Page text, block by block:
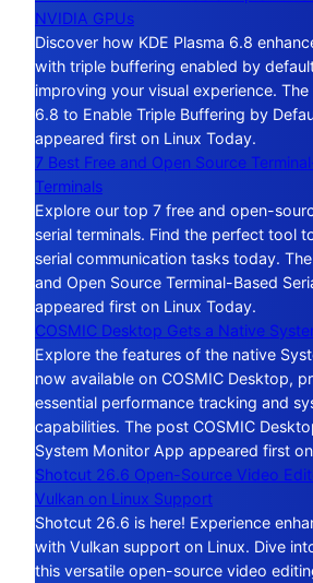
NVIDIA GPUs
Discover how KDE Plasma 6.8
with triple buffering enabled by
improving your visual experience. The
6.8 to Enable Triple Buffering by
appeared first on Linux Today.
7 Best Free and Open Source
Terminals
Explore our top 7 free and open-
serial terminals. Find the perfect tool
serial communication tasks today.
and Open Source Terminal-Based
appeared first on Linux Today.
COSMIC Desktop Gets a Native
Explore the features of the native
now available on COSMIC Desktop,
essential performance tracking and
capabilities. The post COSMIC
System Monitor App appeared first
Shotcut 26.6 Open-Source Video
Vulkan on Linux Support
Shotcut 26.6 is here! Experience
with Vulkan support on Linux. Dive
this versatile open-source video